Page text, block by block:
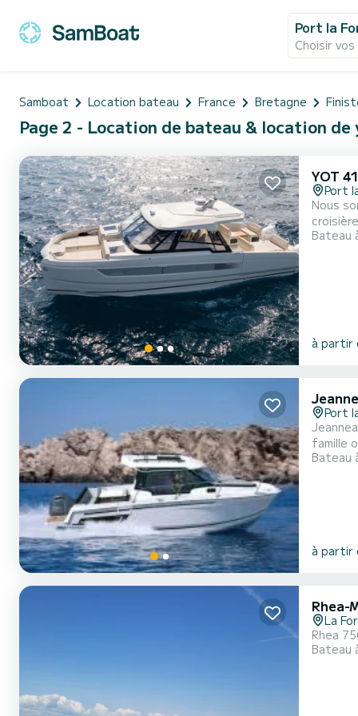
Port la
Choisir
Samboat Location bateau France Bretagne
Page 2 - Location de bateau & location
YOT 41
Port
Nous
haut de
Bateau
à partir
Port
Jeanneau
famille
côtier.
Bateau
à partir
Rhea-
La
Rhea
Bateau